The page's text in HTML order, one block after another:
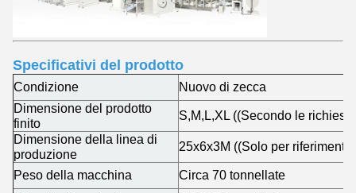
Specificativi del prodotto
Condizione
Nuovo di zecca
Dimensione del prodotto
finito
S,M,L,XL ((Secondo le
Dimensione della linea di
produzione
25x6x3M ((Solo per riferimento)
Peso della macchina
Circa 70 tonnellate